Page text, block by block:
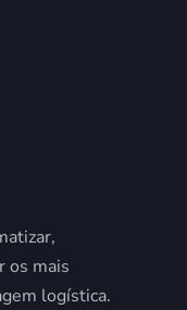
os mais
logística.